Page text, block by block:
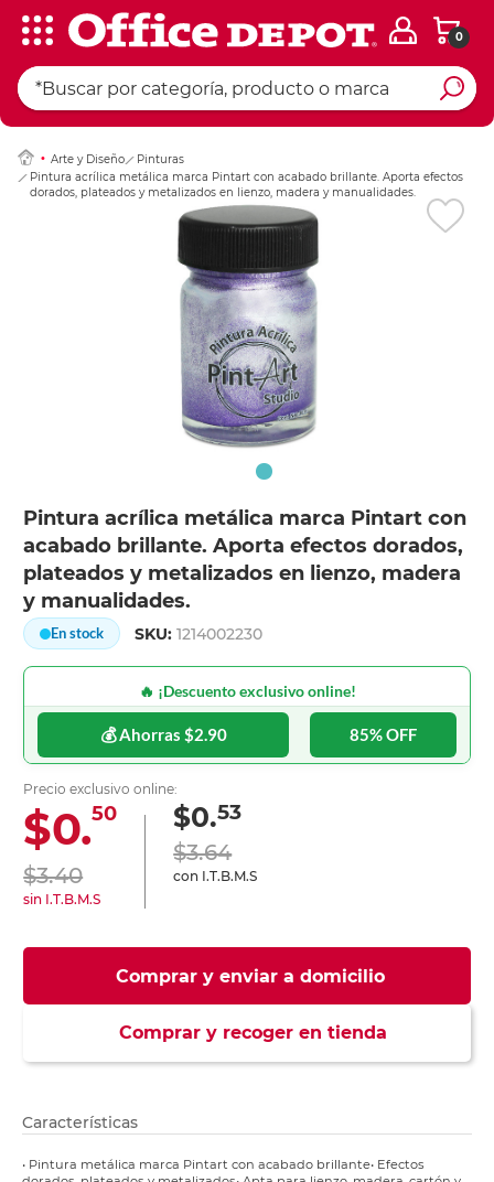
0
Arte y Diseño
Pinturas
Pintura acrílica metálica marca Pintart con acabado brillante. Aporta efectos
dorados, plateados y metalizados en lienzo, madera y manualidades.
Pintura acrílica metálica marca Pintart con
acabado brillante. Aporta efectos dorados,
plateados y metalizados en lienzo, madera
y manualidades.
En stock SKU:1214002230
🔥 ¡Descuento exclusivo online!
💰 Ahorras $2.90 85% OFF
Precio exclusivo online:
$0.50
$3.40
sin I.T.B.M.S
$0.53
$3.64
con I.T.B.M.S
Comprar y enviar a domicilio
Comprar y recoger en tienda
Ingresar Codigo
Características
• Pintura metálica marca Pintart con acabado brillante• Efectos